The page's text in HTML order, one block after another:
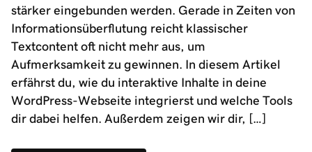
stärker eingebunden werden. Gerade in Zeiten von
Informationsüberflutung reicht klassischer
Textcontent oft nicht mehr aus, um
Aufmerksamkeit zu gewinnen. In diesem Artikel
erfährst du, wie du interaktive Inhalte in deine
WordPress-Webseite integrierst und welche Tools
dir dabei helfen. Außerdem zeigen wir dir, […]